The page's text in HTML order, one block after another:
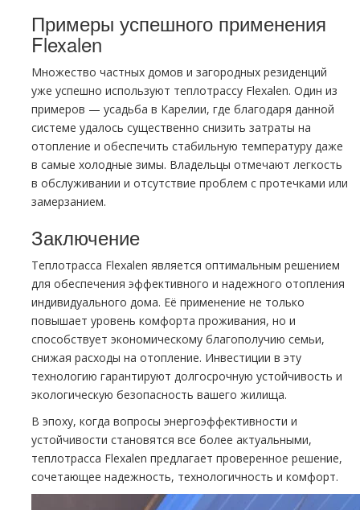
Примеры успешного применения
Flexalen
Множество частных домов и загородных резиденций
уже успешно используют теплотрассу Flexalen. Один из
примеров — усадьба в Карелии, где благодаря данной
системе удалось существенно снизить затраты на
отопление и обеспечить стабильную температуру даже
в самые холодные зимы. Владельцы отмечают легкость
в обслуживании и отсутствие проблем с протечками или
замерзанием.
Заключение
Теплотрасса Flexalen является оптимальным решением
для обеспечения эффективного и надежного отопления
индивидуального дома. Её применение не только
повышает уровень комфорта проживания, но и
способствует экономическому благополучию семьи,
снижая расходы на отопление. Инвестиции в эту
технологию гарантируют долгосрочную устойчивость и
экологическую безопасность вашего жилища.
В эпоху, когда вопросы энергоэффективности и
устойчивости становятся все более актуальными,
теплотрасса Flexalen предлагает проверенное решение,
сочетающее надежность, технологичность и комфорт.